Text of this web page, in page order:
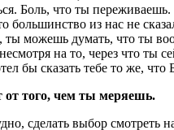
Боль, что ты
большинство из нас не
ты можешь думать, что ты
на то, через что ты
бы сказать тебе то же, что
от того, чем ты меряешь.
сделать выбор смотреть